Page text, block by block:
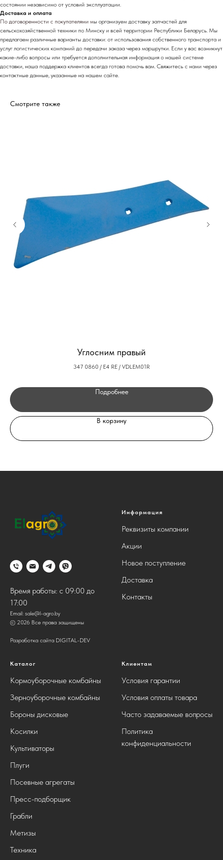
состоянии независимо от условий эксплуатации.
Доставка и оплата
По договоренности с покупателями мы организуем доставку запчастей для
сельскохозяйственной техники по Минску и всей территории Республики Беларусь. Мы
предлагаем различные варианты доставки: от использования собственного транспорта и
услуг логистических компаний до передачи заказа через маршрутки. Если у вас возникнут
какие-либо вопросы или требуется дополнительная информация о нашей системе
доставки, наша поддержка клиентов всегда готова помочь вам. Свяжитесь с нами через
контактные данные, указанные на нашем сайте.
Смотрите также
Углосним правый
347 0860 / E4 RE / VDLEM01R
Подробнее
В корзину
Время работы: с 09:00 до
17:00
Email: sale@l-agro.by
© 2026 Все права защищены
Разработка сайта DIGITAL-DEV
Информация
Реквизиты компании
Акции
Новое поступление
Доставка
Контакты
Каталог
Кормоуборочные комбайны
Зерноуборочные комбайны
Бороны дисковые
Косилки
Культиваторы
Плуги
Посевные агрегаты
Пресс-подборщик
Грабли
Метизы
Техника
Клиентам
Условия гарантии
Условия оплаты товара
Часто задаваемые вопросы
Политика
конфиденциальности